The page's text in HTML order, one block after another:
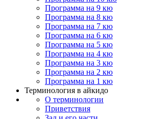
Программа на 9 кю
Программа на 8 кю
Программа на 7 кю
Программа на 6 кю
Программа на 5 кю
Программа на 4 кю
Программа на 3 кю
Программа на 2 кю
Программа на 1 кю
Терминология в айкидо
О терминологии
Приветствия